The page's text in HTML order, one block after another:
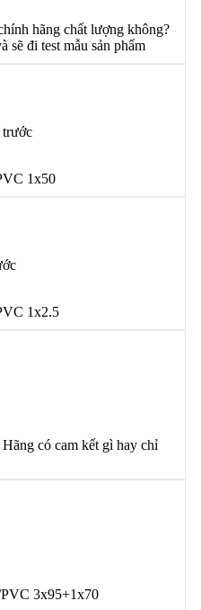
hãng chất lượng không?
sẽ đi test mẫu sản phẩm
trước
1x50
1x2.5
có cam kết gì hay chỉ
3x95+1x70